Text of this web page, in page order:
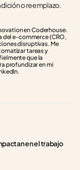
o reemplazo.
en Coderhouse.
del e-commerce (CRO,
disruptivas. Me
tareas y
que la
profundizar en mi
en el trabajo